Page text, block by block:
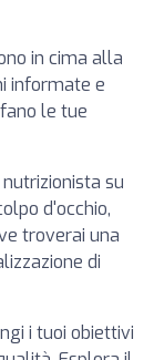
in cima alla
informate e
le tue
su
d'occhio,
troverai una
di
i tuoi obiettivi